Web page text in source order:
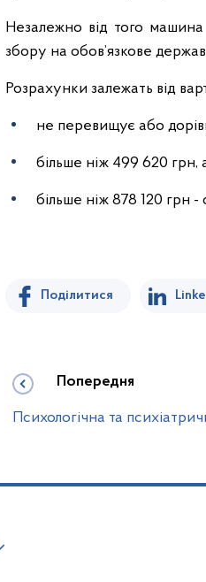
Незалежно від того машина
збору на обов’язкове
Розрахунки залежать від
не перевищує або
більше ніж 499 620
більше ніж 878 120 грн -
Поділитися
Попередня
Психологічна та